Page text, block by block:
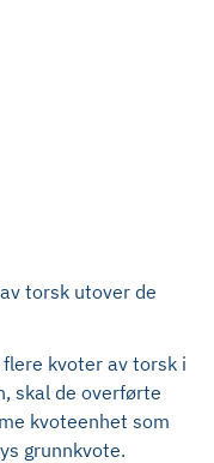
torsk utover de
kvoter av torsk i
skal de overførte
kvoteenhet som
grunnkvote.